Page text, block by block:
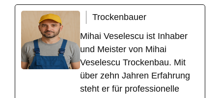
Trockenbauer
Mihai Veselescu ist Inhaber
und Meister von Mihai
Veselescu Trockenbau. Mit
über zehn Jahren Erfahrung
steht er für professionelle